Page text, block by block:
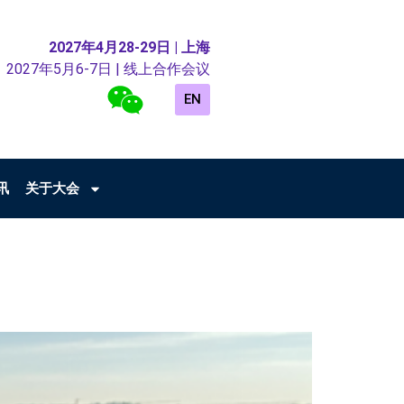
2027年4月28-29日 | 上海
2027年5月6-7日 | 线上合作会议
EN
关于大会